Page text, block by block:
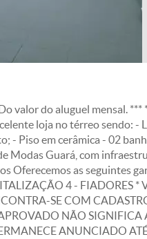
valor do aluguel mensal. ***
loja no térreo sendo: -
- Piso em cerâmica - 02
Modas Guará, com
Oferecemos as seguintes
4 - FIADORES *
SE COM
NÃO SIGNIFICA
ANUNCIADO